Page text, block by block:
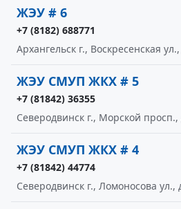
ЖЭУ # 6
+7 (8182) 688771
Архангельск г., Воскресенская
ЖЭУ СМУП ЖКХ # 5
+7 (81842) 36355
Северодвинск г., Морской просп.,
ЖЭУ СМУП ЖКХ # 4
+7 (81842) 44774
Северодвинск г., Ломоносова ул.,